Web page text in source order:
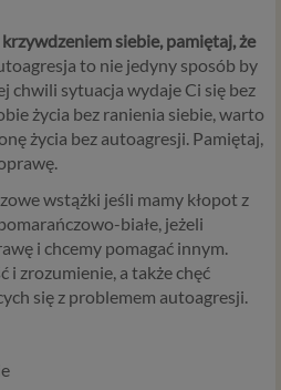
siebie, pamiętaj, że
to nie jedyny sposób by
chwili sytuacja wydaje Ci się bez
życia bez ranienia siebie, warto
życia bez autoagresji. Pamiętaj,
wstążki jeśli mamy kłopot z
białe, jeżeli
i chcemy pomagać innym.
i zrozumienie, a także chęć
się z problemem autoagresji.
przetwarzanie jest
na nasze usprawiedliwione
między innymi konieczność
usługi (np.
Twojego konta nie loguje się
dokonanie pomiarów
potrzeb i wygody
treści w
prowadzenie marketingu i
administratora
administratora (np. jeśli
na podobny temat).